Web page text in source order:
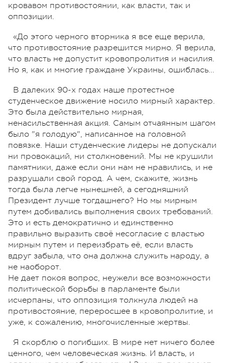
кровавом противостоянии, как власти, так и
оппозиции.
«До этого черного вторника я все еще верила,
что противостояние разрешится мирно. Я верила,
что власть не допустит кровопролития и насилия.
Но я, как и многие граждане Украины, ошиблась...
В далеких 90-х годах наше протестное
студенческое движение носило мирный характер.
Это была действительно мирная,
ненасильственная акция. Самым отчаянным шагом
было "я голодую", написанное на головной
повязке. Наши студенческие лидеры не допускали
ни провокаций, ни столкновений. Мы не крушили
памятники, даже если они нам не нравились, и не
разрушали свой город. А чем, скажите, жизнь
тогда была легче нынешней, а сегодняшний
Президент лучше тогдашнего? Но мы мирным
путем добивались выполнения своих требований.
Это и есть демократично и единственно
правильно выразить своё несогласие с властью
мирным путем и переизбрать её, если власть
вдруг забыла, что она должна служить народу, а
не наоборот.
Не дает покоя вопрос, неужели все возможности
политической борьбы в парламенте были
исчерпаны, что оппозиция толкнула людей на
противостояние, переросшее в кровопролитие, и
уже, к сожалению, многочисленные жертвы.
Я скорблю о погибших. В мире нет ничего более
ценного, чем человеческая жизнь. И власть, и